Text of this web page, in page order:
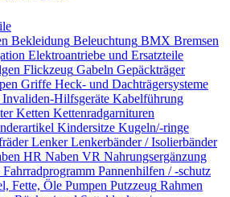
Bekleidung Beleuchtung BMX Bremsen
Elektroantriebe und Ersatzteile
Flickzeug Gabeln Gepäckträger
Griffe Heck- und Dachträgersysteme
Invaliden-Hilfsgeräte Kabelführung
Ketten Kettenradgarnituren
Kindersitze Kugeln/-ringe
Lenker Lenkerbänder / Isolierbänder
HR Naben VR Nahrungsergänzung
Pannenhilfen / -schutz
Fette, Öle Pumpen Putzzeug Rahmen